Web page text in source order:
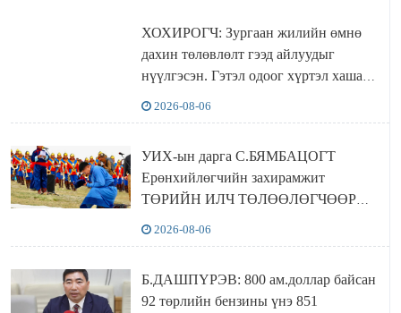
ХОХИРОГЧ: Зургаан жилийн өмнө
дахин төлөвлөлт гээд айлуудыг
нүүлгэсэн. Гэтэл одоог хүртэл хашаа
2026-08-06
УИХ-ын дарга С.БЯМБАЦОГТ
Ерөнхийлөгчийн захирамжит
ТӨРИЙН ИЛЧ ТӨЛӨӨЛӨГЧӨӨР
2026-08-06
Б.ДАШПҮРЭВ: 800 ам.доллар байсан
92 төрлийн бензины үнэ 851